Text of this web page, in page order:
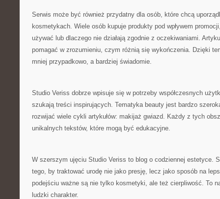
Serwis może być również przydatny dla osób, które chcą
kosmetykach. Wiele osób kupuje produkty pod wpływem
używać lub dlaczego nie działają zgodnie z oczekiwaniami.
pomagać w zrozumieniu, czym różnią się wykończenia. Dzięki
mniej przypadkowo, a bardziej świadomie.
Studio Veriss dobrze wpisuje się w potrzeby współczesnych
szukają treści inspirujących. Tematyka beauty jest bardzo
rozwijać wiele cykli artykułów: makijaż gwiazd. Każdy z tych
unikalnych tekstów, które mogą być edukacyjne.
W szerszym ujęciu Studio Veriss to blog o codziennej estetyce.
tego, by traktować urodę nie jako presję, lecz jako sposób na
podejściu ważne są nie tylko kosmetyki, ale też cierpliwość. To
ludzki charakter.